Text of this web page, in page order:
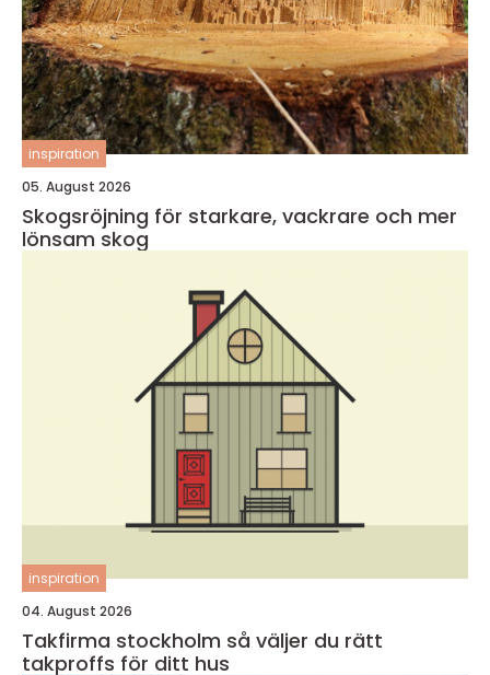
inspiration
05. August 2026
Skogsröjning för starkare, vackrare och mer
lönsam skog
inspiration
04. August 2026
Takfirma stockholm så väljer du rätt
takproffs för ditt hus